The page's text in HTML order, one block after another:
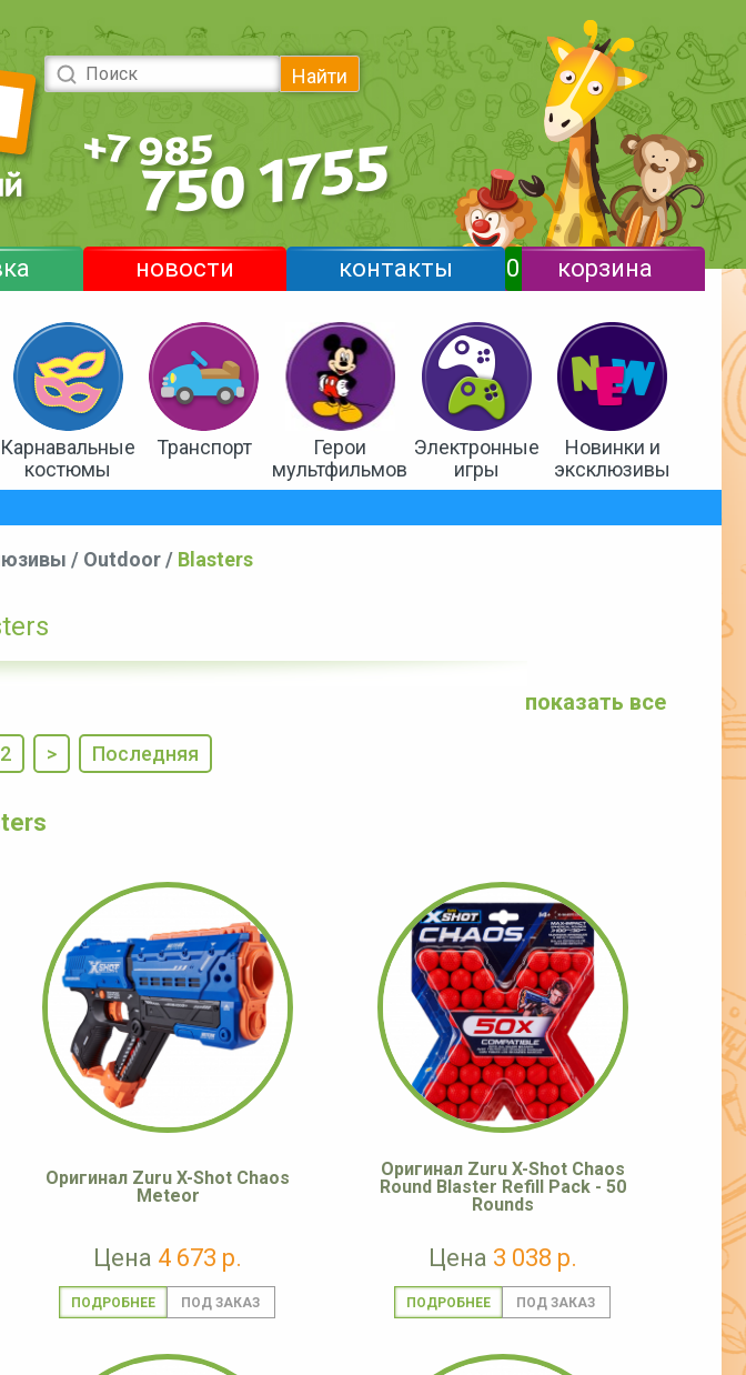
Найти
новости контакты 0 корзина
Карнавальные
костюмы
Транспорт
Герои
мультфильмов
Электронные
игры
Новинки и
эксклюзивы
/ Outdoor/ Blasters
показать все
2 > Последняя
Оригинал Zuru X-Shot Chaos
Meteor
Цена 4 673 р.
ПОДРОБНЕЕ
Оригинал Zuru X-Shot Chaos
Round Blaster Refill Pack - 50
Rounds
Цена 3 038 р.
ПОДРОБНЕЕ